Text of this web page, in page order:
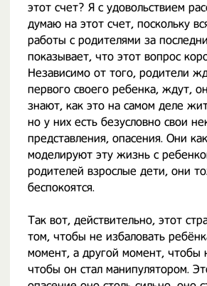
этот счет? Я с удовольствием
думаю на этот счет, поскольку
работы с родителями за
показывает, что этот вопрос
Независимо от того, родители
первого своего ребенка, ждут,
знают, как это на самом деле
но у них есть безусловно свои
представления, опасения. Они
моделируют эту жизнь с
родителей взрослые дети, они
беспокоятся.
Так вот, действительно, этот
том, чтобы не избаловать
момент, а другой момент, чтобы
чтобы он стал манипулятором.